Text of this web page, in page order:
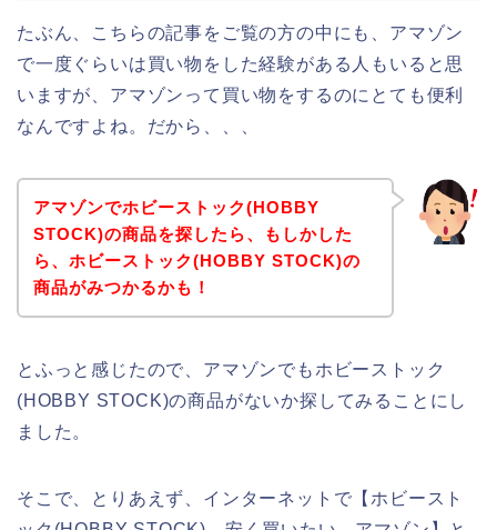
たぶん、こちらの記事をご覧の方の中にも、アマゾン
で一度ぐらいは買い物をした経験がある人もいると思
いますが、アマゾンって買い物をするのにとても便利
なんですよね。だから、、、
アマゾンでホビーストック(HOBBY
STOCK)の商品を探したら、もしかした
ら、ホビーストック(HOBBY STOCK)の
商品がみつかるかも！
とふっと感じたので、アマゾンでもホビーストック
(HOBBY STOCK)の商品がないか探してみることにし
ました。
そこで、とりあえず、インターネットで【ホビースト